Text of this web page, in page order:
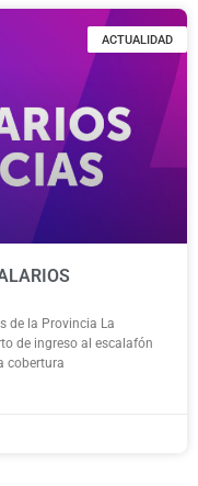
ACTUALIDAD
de la Provincia La
de ingreso al escalafón
cobertura